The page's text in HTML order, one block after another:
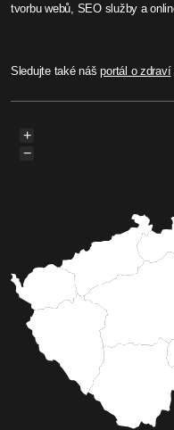
tvorbu webů, SEO služby a
Sledujte také nášportál o zdraví
+
−